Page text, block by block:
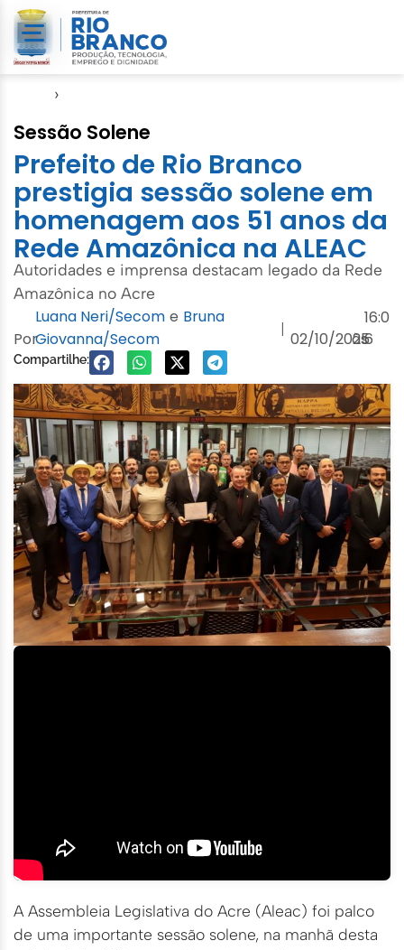
›
Sessão Solene
Prefeito de Rio Branco
prestigia sessão solene em
homenagem aos 51 anos da
Rede Amazônica na ALEAC
Autoridades e imprensa destacam legado da Rede
Amazônica no Acre
Por
Luana Neri/Secom e Bruna
Giovanna/Secom
|
02/10/2025
às
16:0
6
Compartilhe:
A Assembleia Legislativa do Acre (Aleac) foi palco
de uma importante sessão solene, na manhã desta